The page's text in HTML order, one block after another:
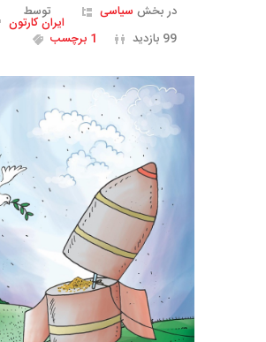
در بخش سیاسی توسط
ایران کارتون
99 بازدید
1 برچسب